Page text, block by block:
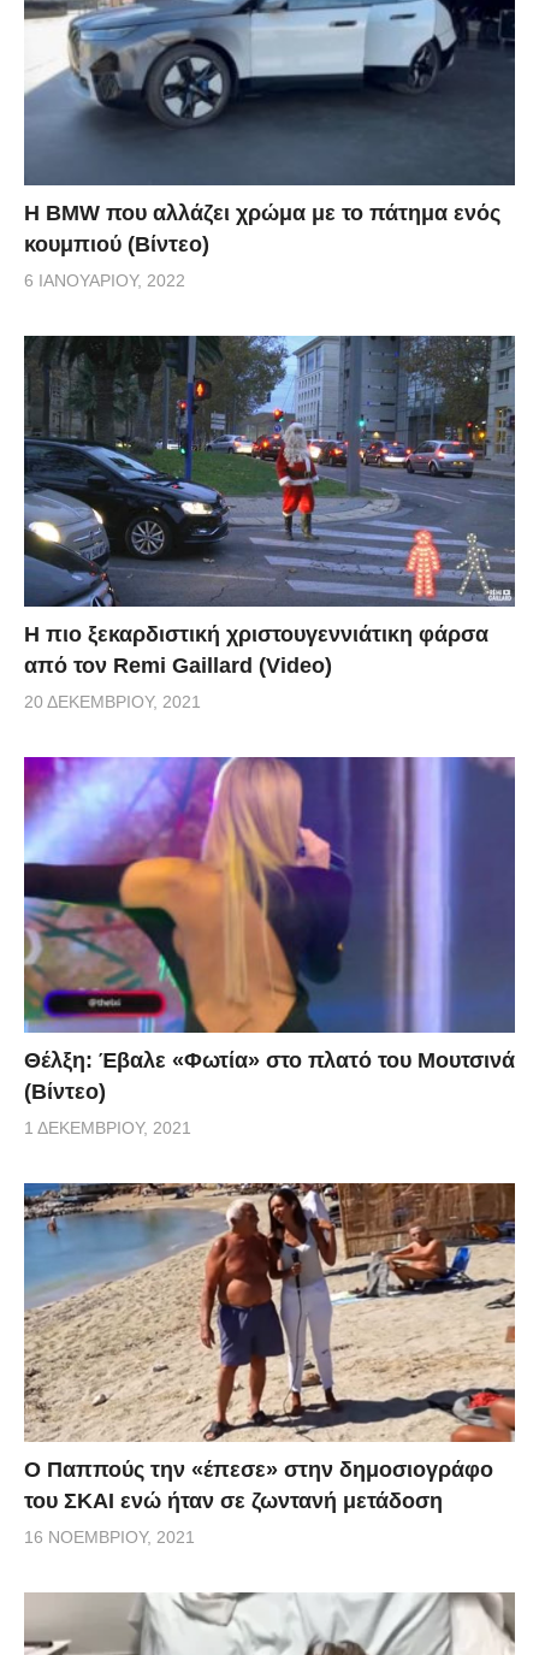
Η BMW που αλλάζει χρώμα με το πάτημα ενός
κουμπιού (Βίντεο)
6 ΙΑΝΟΥΑΡΊΟΥ, 2022
Η πιο ξεκαρδιστική χριστουγεννιάτικη φάρσα
από τον Remi Gaillard (Video)
20 ΔΕΚΕΜΒΡΊΟΥ, 2021
Θέλξη: Έβαλε «Φωτία» στο πλατό του Μουτσινά
(Βίντεο)
1 ΔΕΚΕΜΒΡΊΟΥ, 2021
Ο Παππούς την «έπεσε» στην δημοσιογράφο
του ΣΚΑΙ ενώ ήταν σε ζωντανή μετάδοση
16 ΝΟΕΜΒΡΊΟΥ, 2021